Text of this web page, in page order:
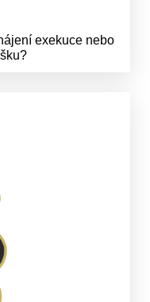
exekuce nebo